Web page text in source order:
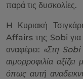
παρά τις δυσκολίες.
H Κυριακή
Affairs της Sobi για
αναφέρει: «Στη Sobi
αιμορροφιλία
όπως αυτή